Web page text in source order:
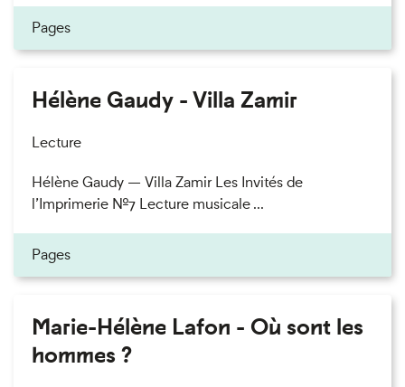
Pages
Hélène Gaudy - Villa Zamir
Lecture
Hélène Gaudy — Villa Zamir Les Invités de
l’Imprimerie n°7 Lecture musicale ...
Pages
Marie-Hélène Lafon - Où sont les
hommes ?